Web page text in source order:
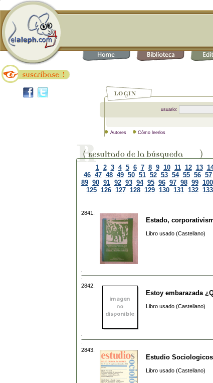
usuario:
Autores Cómo leerlos
1 2 3 4 5 6 7 8 9 10 11 12 13
46 47 48 49 50 51 52 53 54 55 56 57
89 90 91 92 93 94 95 96 97 98 99 100
125 126 127 128 129 130 131 132 133
2841.
Estado,
Libro usado (Castellano)
2842.
Estoy embarazada
Libro usado (Castellano)
2843.
Estudio
Libro usado (Castellano)